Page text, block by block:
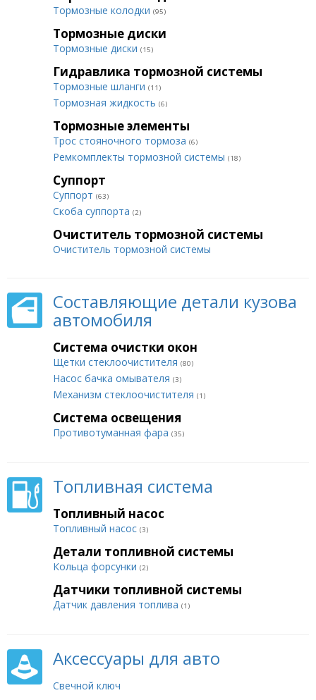
Тормозные колодки (95)
Тормозные диски
Тормозные диски (15)
Гидравлика тормозной системы
Тормозные шланги (11)
Тормозная жидкость (6)
Тормозные элементы
Трос стояночного тормоза (6)
Ремкомплекты тормозной системы (18)
Суппорт
Суппорт (63)
Скоба суппорта (2)
Очиститель тормозной системы
Очиститель тормозной системы
Составляющие детали кузова
автомобиля
Система очистки окон
Щетки стеклоочистителя (80)
Насос бачка омывателя (3)
Механизм стеклоочистителя (1)
Система освещения
Противотуманная фара (35)
Топливная система
Топливный насос
Топливный насос (3)
Детали топливной системы
Кольца форсунки (2)
Датчики топливной системы
Датчик давления топлива (1)
Аксессуары для авто
Свечной ключ